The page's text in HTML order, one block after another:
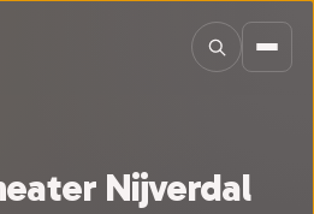
Nijverdal